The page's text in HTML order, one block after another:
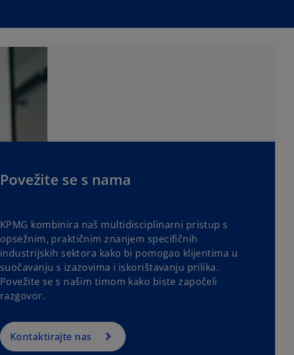
Povežite se s nama
KPMG kombinira naš multidisciplinarni pristup s
opsežnim, praktičnim znanjem specifičnih
industrijskih sektora kako bi pomogao klijentima u
suočavanju s izazovima i iskorištavanju prilika.
Povežite se s našim timom kako biste započeli
razgovor.
Kontaktirajte nas